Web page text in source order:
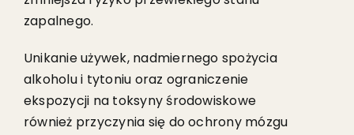
zapalnego.
Unikanie używek, nadmiernego spożycia
alkoholu i tytoniu oraz ograniczenie
ekspozycji na toksyny środowiskowe
również przyczynia się do ochrony mózgu